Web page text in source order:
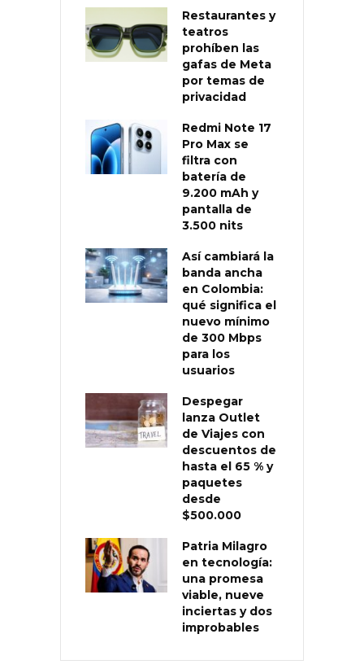
Restaurantes y
teatros
prohíben las
gafas de Meta
por temas de
privacidad
Redmi Note 17
Pro Max se
filtra con
batería de
9.200 mAh y
pantalla de
3.500 nits
Así cambiará la
banda ancha
en Colombia:
qué significa el
nuevo mínimo
de 300 Mbps
para los
usuarios
Despegar
lanza Outlet
de Viajes con
descuentos de
hasta el 65 % y
paquetes
desde
$500.000
Patria Milagro
en tecnología:
una promesa
viable, nueve
inciertas y dos
improbables